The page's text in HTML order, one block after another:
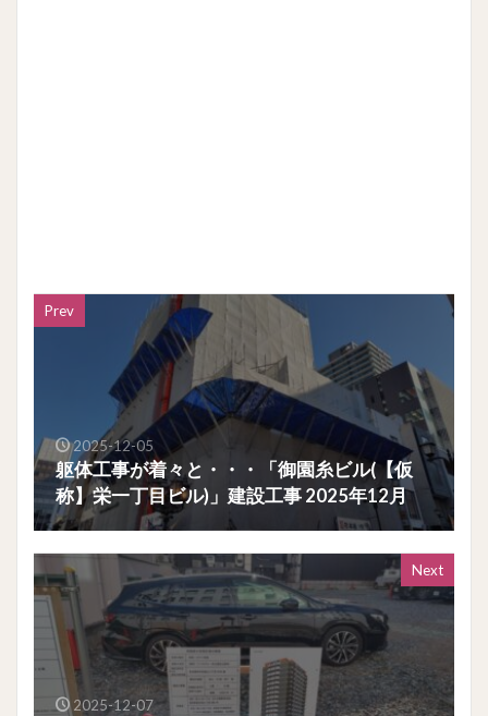
Prev
2025-12-05
躯体工事が着々と・・・「御園糸ビル(【仮
称】栄一丁目ビル)」建設工事 2025年12月
Next
2025-12-07